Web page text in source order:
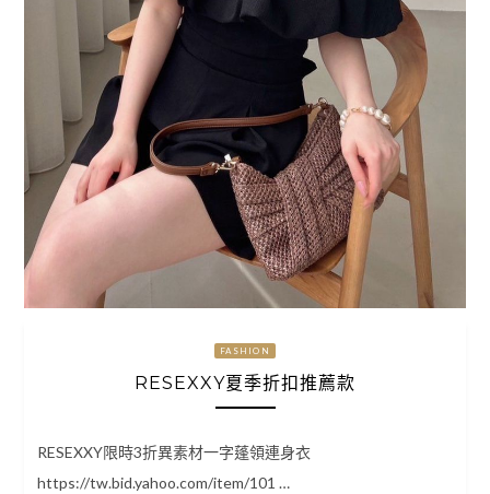
FASHION
RESEXXY夏季折扣推薦款
RESEXXY限時3折異素材一字蓬領連身衣
https://tw.bid.yahoo.com/item/101 …